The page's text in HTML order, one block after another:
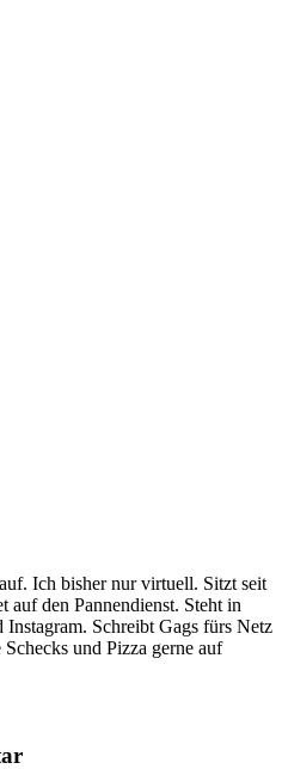
Ich bisher nur virtuell. Sitzt seit
den Pannendienst. Steht in
Schreibt Gags fürs Netz
und Pizza gerne auf